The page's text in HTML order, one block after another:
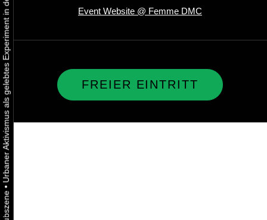
•
Event Website @ Femme DMC
FREIER EINTRITT